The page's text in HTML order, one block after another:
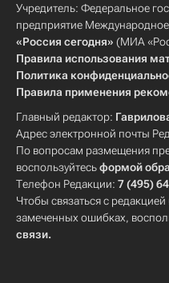
Учредитель: Федеральное
предприятие
«Россия сегодня» (МИА
Правила использования
Политика
Правила применения
Главный редактор:
Адрес электронной почты
По вопросам размещения
воспользуйтесьформой
Телефон Редакции: 7 (495)
Чтобы связаться с
замеченных ошибках,
связи.